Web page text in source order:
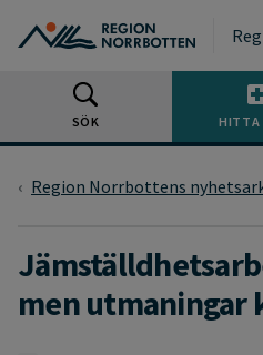
SÖK HITTA
Region Norrbottens
men utmaningar